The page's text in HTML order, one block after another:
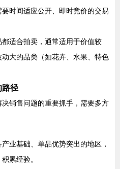
要时间适应公开、即时竞价的交易
都适合拍卖，通常适用于价值较
大的品类（如花卉、水果、特色
路径
销售问题的重要抓手，需要多方
业基础、单品优势突出的地区，
累经验。